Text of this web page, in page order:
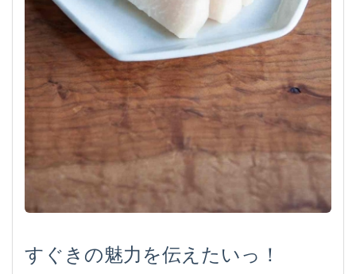
すぐきの魅力を伝えたいっ！